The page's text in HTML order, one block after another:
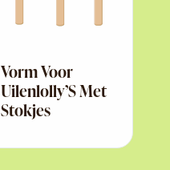
Vorm Voor
Uilenlolly’S Met
Stokjes